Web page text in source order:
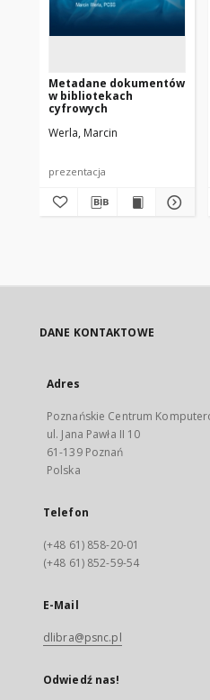
Metadane dokumentów
w bibliotekach
cyfrowych
Werla, Marcin
prezentacja
DANE KONTAKTOWE
Adres
Poznańskie Centrum
ul. Jana Pawła II 10
61-139 Poznań
Polska
Telefon
(+48 61) 858-20-01
(+48 61) 852-59-54
E-Mail
dlibra@psnc.pl
Odwiedź nas!